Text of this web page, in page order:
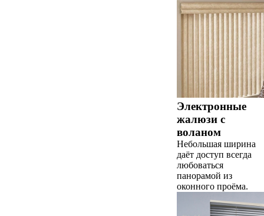
Электронные
жалюзи с
воланом
Небольшая ширина
даёт доступ всегда
любоваться
панорамой из
оконного проёма.